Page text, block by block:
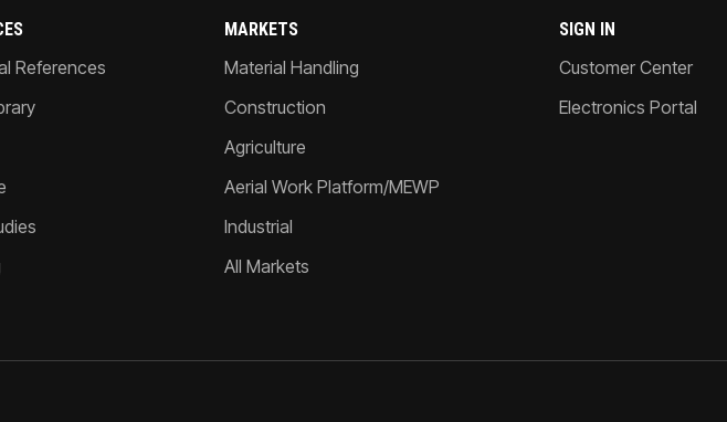
References
MARKETS
Material Handling
Construction
Agriculture
Aerial Work Platform/MEWP
Industrial
All Markets
SIGN IN
Customer Center
Electronics Portal